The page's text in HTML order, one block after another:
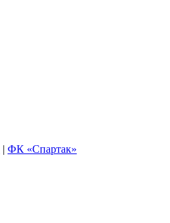
| ФК «Спартак»